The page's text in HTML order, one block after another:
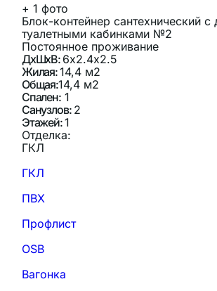
СЕРТИФИКАТЫ
КОНТАКТЫ
+ 1 фото
Блок-контейнер сантехнический
туалетными кабинками №2
Постоянное проживание
ДхШхВ: 6х2.4х2.5
Жилая:14,4 м2
Общая:14,4 м2
Спален:1
Санузлов: 2
Этажей:1
Отделка:
ГКЛ
ГКЛ
ПВХ
Профлист
OSB
Вагонка